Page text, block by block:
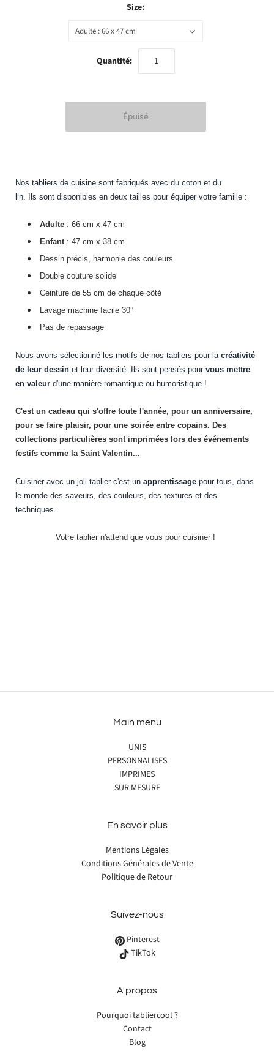
Size:
Adulte : 66 x 47 cm
Quantité:
Nos tabliers de cuisine sont fabriqués avec du coton et du
lin. Ils sont disponibles en deux tailles pour équiper votre famille :
Adulte : 66 cm x 47 cm
Enfant : 47 cm x 38 cm
Dessin précis, harmonie des couleurs
Double couture solide
Ceinture de 55 cm de chaque côté
Lavage machine facile 30°
Pas de repassage
Nous avons sélectionné les motifs de nos tabliers pour la créativité
de leur dessin et leur diversité. Ils sont pensés pour vous mettre
en valeur d'une manière romantique ou humoristique !
C'est un cadeau qui s'offre toute l'année, pour un anniversaire,
pour se faire plaisir, pour une soirée entre copains. Des
collections particulières sont imprimées lors des événements
festifs comme la Saint Valentin...
Cuisiner avec un joli tablier c'est un apprentissage pour tous, dans
le monde des saveurs, des couleurs, des textures et des
techniques.
Votre tablier n'attend que vous pour cuisiner !
Main menu
UNIS
PERSONNALISES
IMPRIMES
SUR MESURE
En savoir plus
Mentions Légales
Conditions Générales de Vente
Politique de Retour
Suivez-nous
Pinterest
TikTok
A propos
Pourquoi tabliercool ?
Contact
Blog